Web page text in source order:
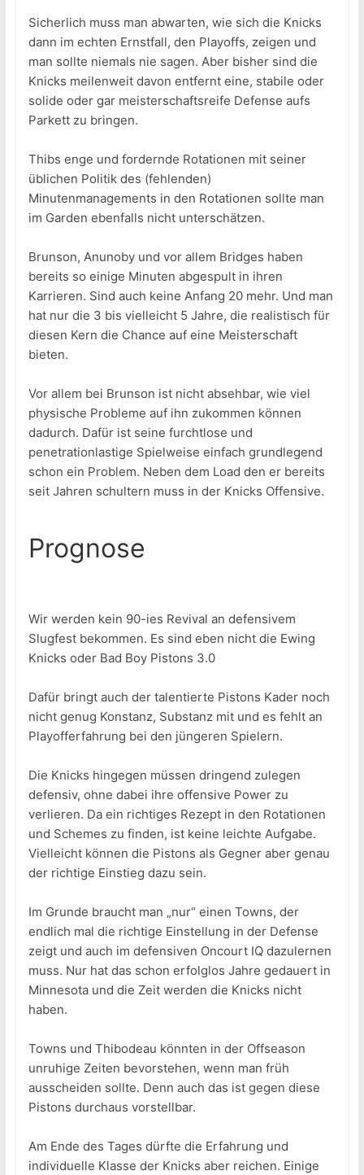
Sicherlich muss man abwarten, wie sich die Knicks
dann im echten Ernstfall, den Playoffs, zeigen und
man sollte niemals nie sagen. Aber bisher sind die
Knicks meilenweit davon entfernt eine, stabile oder
solide oder gar meisterschaftsreife Defense aufs
Parkett zu bringen.
Thibs enge und fordernde Rotationen mit seiner
üblichen Politik des (fehlenden)
Minutenmanagements in den Rotationen sollte man
im Garden ebenfalls nicht unterschätzen.
Brunson, Anunoby und vor allem Bridges haben
bereits so einige Minuten abgespult in ihren
Karrieren. Sind auch keine Anfang 20 mehr. Und man
hat nur die 3 bis vielleicht 5 Jahre, die realistisch für
diesen Kern die Chance auf eine Meisterschaft
bieten.
Vor allem bei Brunson ist nicht absehbar, wie viel
physische Probleme auf ihn zukommen können
dadurch. Dafür ist seine furchtlose und
penetrationlastige Spielweise einfach grundlegend
schon ein Problem. Neben dem Load den er bereits
seit Jahren schultern muss in der Knicks Offensive.
Prognose
Wir werden kein 90-ies Revival an defensivem
Slugfest bekommen. Es sind eben nicht die Ewing
Knicks oder Bad Boy Pistons 3.0
Dafür bringt auch der talentierte Pistons Kader noch
nicht genug Konstanz, Substanz mit und es fehlt an
Playofferfahrung bei den jüngeren Spielern.
Die Knicks hingegen müssen dringend zulegen
defensiv, ohne dabei ihre offensive Power zu
verlieren. Da ein richtiges Rezept in den Rotationen
und Schemes zu finden, ist keine leichte Aufgabe.
Vielleicht können die Pistons als Gegner aber genau
der richtige Einstieg dazu sein.
Im Grunde braucht man „nur“ einen Towns, der
endlich mal die richtige Einstellung in der Defense
zeigt und auch im defensiven Oncourt IQ dazulernen
muss. Nur hat das schon erfolglos Jahre gedauert in
Minnesota und die Zeit werden die Knicks nicht
haben.
Towns und Thibodeau könnten in der Offseason
unruhige Zeiten bevorstehen, wenn man früh
ausscheiden sollte. Denn auch das ist gegen diese
Pistons durchaus vorstellbar.
Am Ende des Tages dürfte die Erfahrung und
individuelle Klasse der Knicks aber reichen. Einige